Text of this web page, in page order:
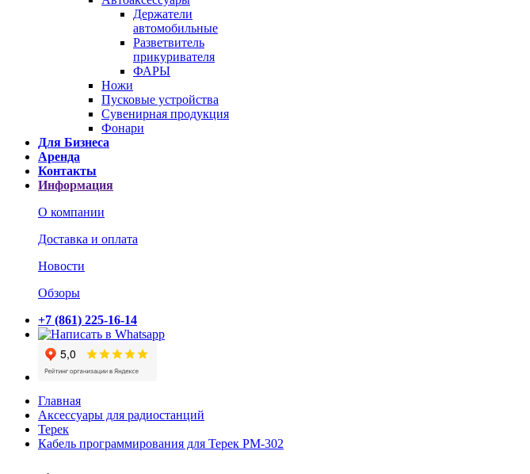
Держатели
автомобильные
Разветвитель
прикуривателя
ФАРЫ
Ножи
Пусковые устройства
Сувенирная продукция
Фонари
Для Бизнеса
Аренда
Контакты
Информация
О компании
Доставка и оплата
Новости
Обзоры
+7 (861) 225-16-14
Главная
Аксессуары для радиостанций
Терек
Кабель программирования для Терек РМ-302